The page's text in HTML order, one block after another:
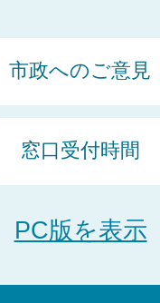
市政へのご意見
窓口受付時間
PC版を表示